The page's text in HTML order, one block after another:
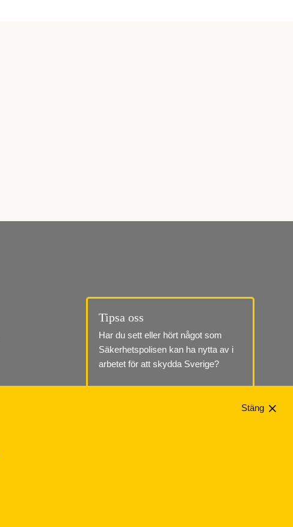
Tipsa oss
Har du sett eller hört något som
Säkerhetspolisen kan ha nytta av i
arbetet för att skydda Sverige?
Stäng